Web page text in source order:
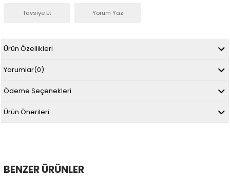
Tavsiye Et Yorum Yaz
Ürün Özellikleri
Yorumlar(0)
Ödeme Seçenekleri
Ürün Önerileri
BENZER ÜRÜNLER